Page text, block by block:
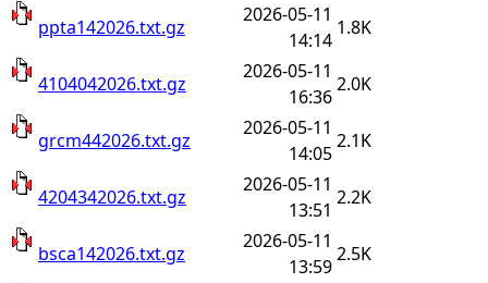
ppta142026.txt.gz
2026-05-11
14:14
1.8K
4104042026.txt.gz
2026-05-11
16:36
2.0K
grcm442026.txt.gz
2026-05-11
14:05
2.1K
4204342026.txt.gz
2026-05-11
13:51
2.2K
bsca142026.txt.gz
2026-05-11
13:59
2.5K